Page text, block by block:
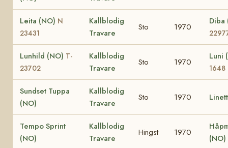
Leita (NO) N
23431
Kallblodig
Travare
Sto 1970
Lunhild (NO) T-
23702
Kallblodig
Travare
Sto 1970
Luni
1648
Sundset Tuppa
(NO)
Kallblodig
Travare
Sto 1970
Tempo Sprint
(NO)
Kallblodig
Travare
Hingst 1970
(NO)